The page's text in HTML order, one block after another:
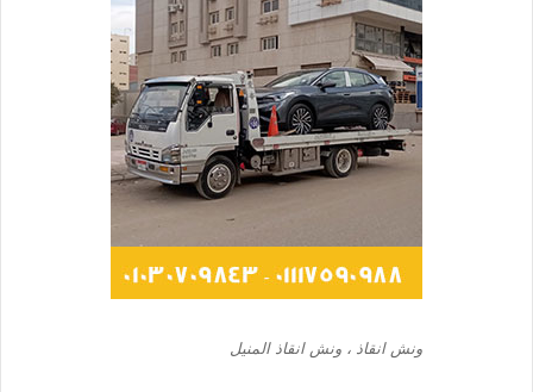
ونش انقاذ ، ونش انقاذ المنيل